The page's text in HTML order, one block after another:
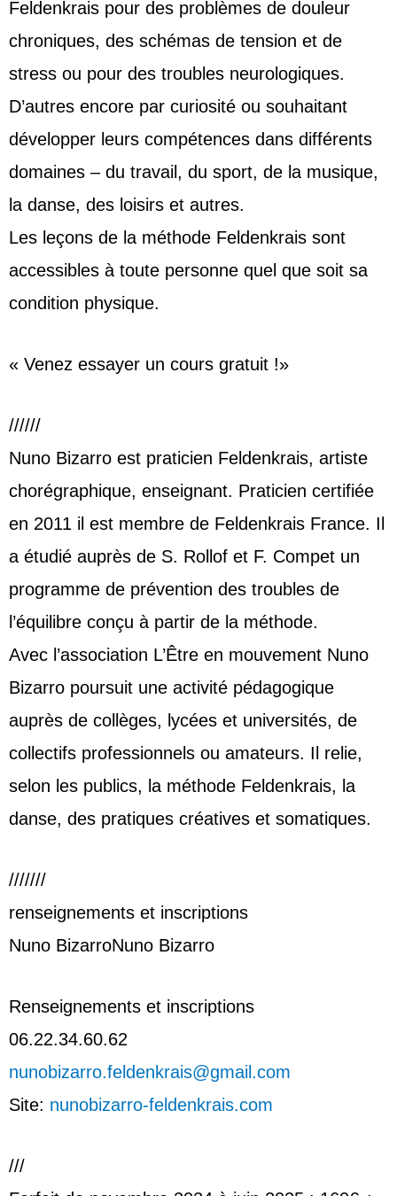
Feldenkrais pour des problèmes de douleur
chroniques, des schémas de tension et de
stress ou pour des troubles neurologiques.
D’autres encore par curiosité ou souhaitant
développer leurs compétences dans différents
domaines – du travail, du sport, de la musique,
la danse, des loisirs et autres.
Les leçons de la méthode Feldenkrais sont
accessibles à toute personne quel que soit sa
condition physique.
« Venez essayer un cours gratuit !»
//////
Nuno Bizarro est praticien Feldenkrais, artiste
chorégraphique, enseignant. Praticien certifiée
en 2011 il est membre de Feldenkrais France. Il
a étudié auprès de S. Rollof et F. Compet un
programme de prévention des troubles de
l’équilibre conçu à partir de la méthode.
Avec l’association L’Être en mouvement Nuno
Bizarro poursuit une activité pédagogique
auprès de collèges, lycées et universités, de
collectifs professionnels ou amateurs. Il relie,
selon les publics, la méthode Feldenkrais, la
danse, des pratiques créatives et somatiques.
///////
renseignements et inscriptions
Nuno BizarroNuno Bizarro
Renseignements et inscriptions
06.22.34.60.62
nunobizarro.feldenkrais@gmail.com
Site: nunobizarro-feldenkrais.com
///